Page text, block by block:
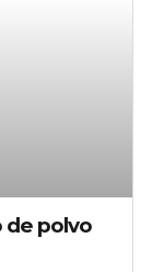
de polvo